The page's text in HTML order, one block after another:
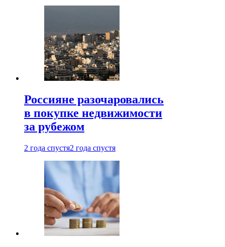
Россияне разочаровались
в покупке недвижимости
за рубежом
2 года спустя2 года спустя